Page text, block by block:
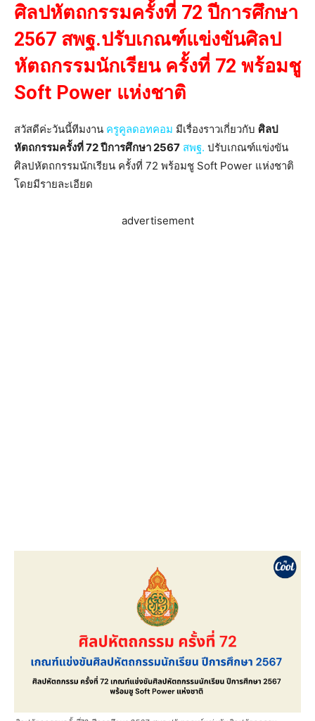
ศิลปหัตถกรรมครั้งที่ 72 ปีการศึกษา
2567 สพฐ.ปรับเกณฑ์แข่งขันศิลป
หัตถกรรมนักเรียน ครั้งที่ 72 พร้อมชู
Soft Power แห่งชาติ
สวัสดีค่ะวันนี้ทีมงาน ครูคูลดอทคอม มีเรื่องราวเกี่ยวกับ ศิลป
หัตถกรรมครั้งที่ 72 ปีการศึกษา 2567 สพฐ. ปรับเกณฑ์แข่งขัน
ศิลปหัตถกรรมนักเรียน ครั้งที่ 72 พร้อมชู Soft Power แห่งชาติ
โดยมีรายละเอียด
advertisement